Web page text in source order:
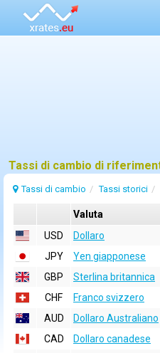
Tassi di cambio Tassi storici
Valuta
USD
Dollaro
JPY
Yen giapponese
GBP
Sterlina britannica
CHF
Franco svizzero
AUD
Dollaro Australiano
CAD
Dollaro canadese